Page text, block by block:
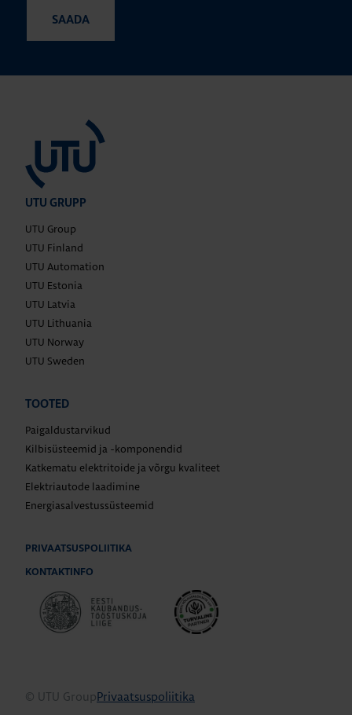
UTU GRUPP
UTU Group
UTU Finland
UTU Automation
UTU Estonia
UTU Latvia
UTU Lithuania
UTU Norway
UTU Sweden
TOOTED
Paigaldustarvikud
Kilbisüsteemid ja -komponendid
Katkematu elektritoide ja võrgu kvaliteet
Elektriautode laadimine
Energiasalvestussüsteemid
PRIVAATSUSPOLIITIKA
KONTAKTINFO
© UTU GroupPrivaatsuspoliitika